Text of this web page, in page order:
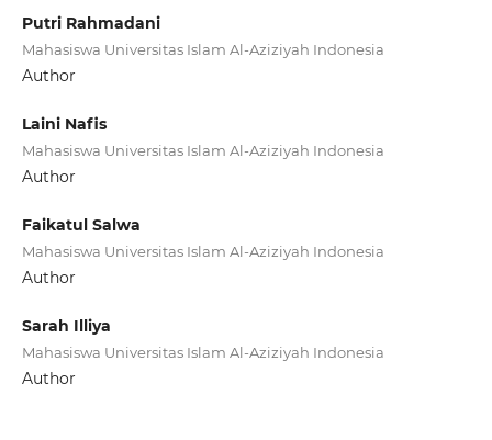
Putri Rahmadani
Mahasiswa Universitas Islam Al-Aziziyah Indonesia
Author
Laini Nafis
Mahasiswa Universitas Islam Al-Aziziyah Indonesia
Author
Faikatul Salwa
Mahasiswa Universitas Islam Al-Aziziyah Indonesia
Author
Sarah Illiya
Mahasiswa Universitas Islam Al-Aziziyah Indonesia
Author